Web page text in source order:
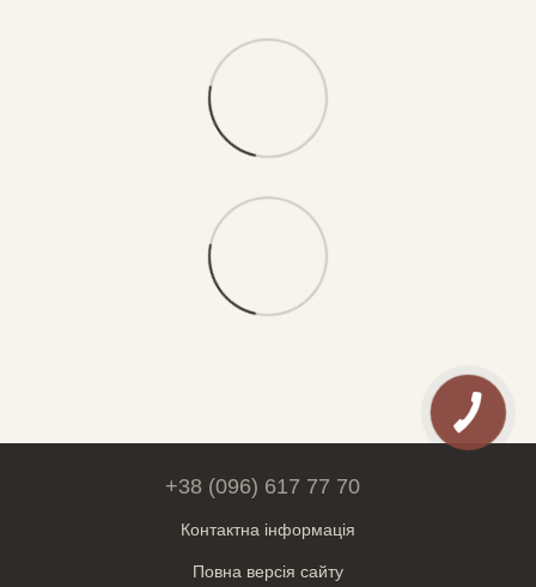
+38 (096) 617 77 70
Контактна інформація
Повна версія сайту